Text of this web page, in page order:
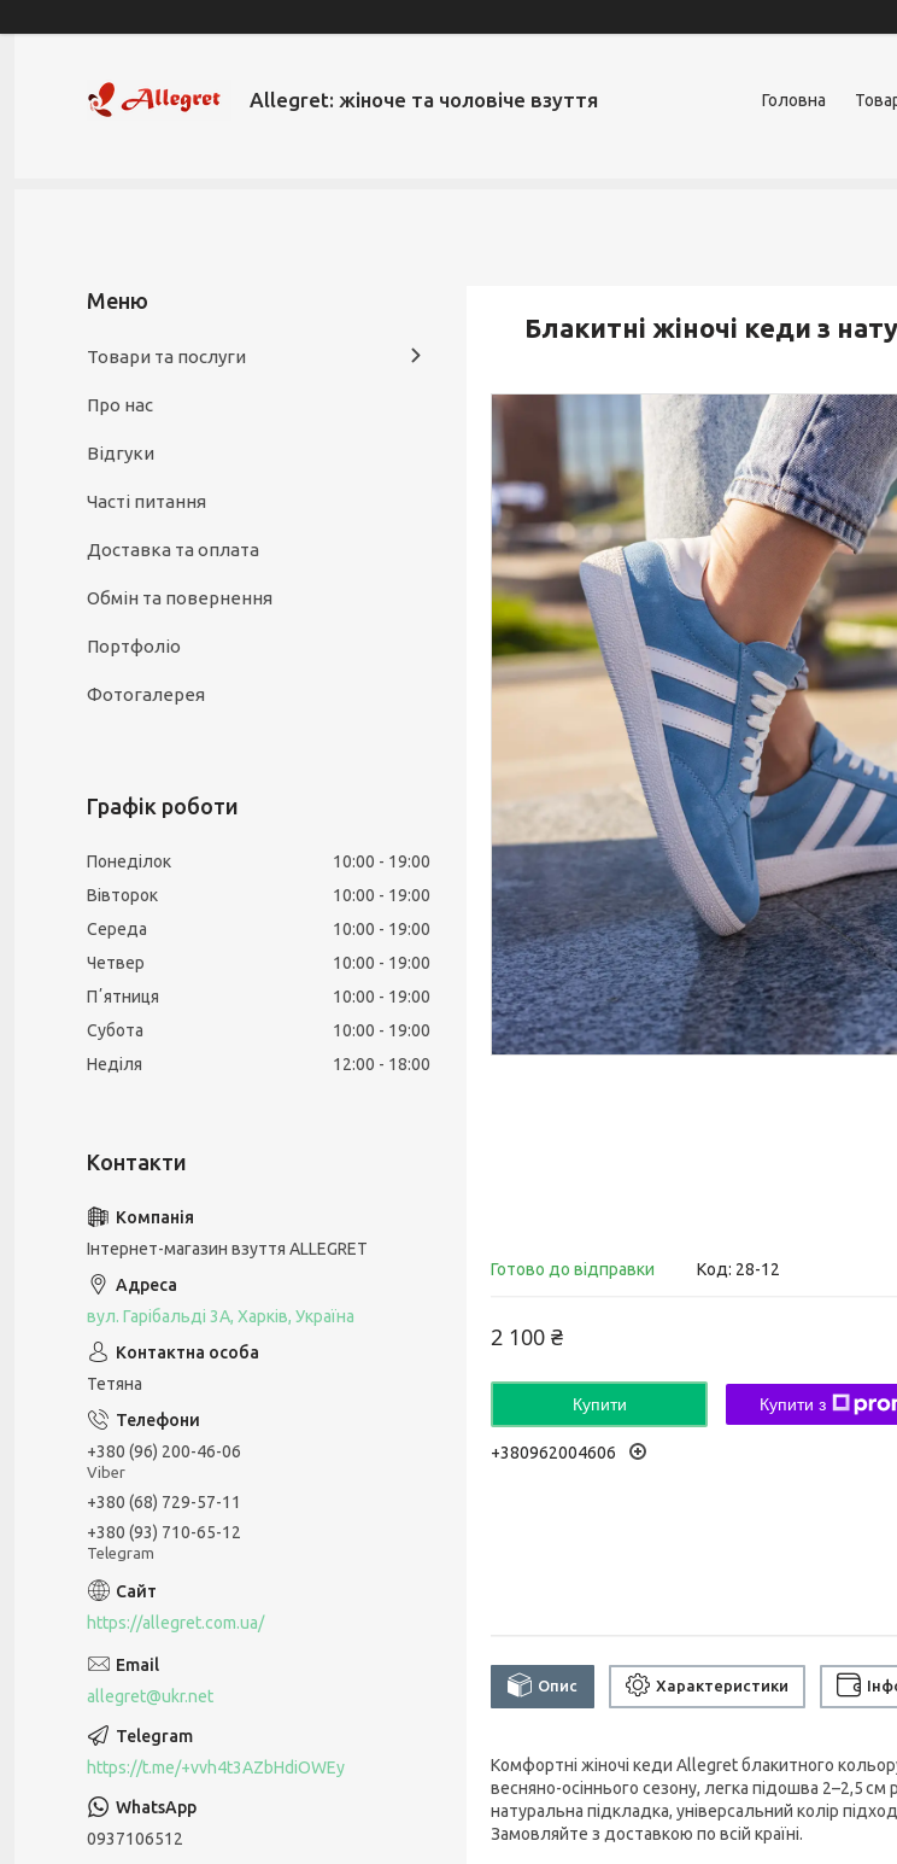
Allegret: жіноче та чоловіче взуття Головна
Блакитні жіночі кеди з
Готово до відправки Код: 28-12
2 100 ₴
Купити Купити з
+380962004606
Опис Характеристики
Комфортні жіночі кеди Allegret блакитного
весняно-осіннього сезону, легка підошва 2–2,5
натуральна підкладка, універсальний колір
Замовляйте з доставкою по всій країні.
Товари та послуги
Про нас
Відгуки
Часті питання
Доставка та оплата
Обмін та повернення
Портфоліо
Фотогалерея
Графік роботи
Понеділок 10:00
19:00
Вівторок
10:00
19:00
Середа
10:00
19:00
Четвер
10:00
19:00
Пʼятниця
10:00
19:00
Субота
10:00
19:00
Неділя
12:00 18:00
Інтернет-магазин взуття ALLEGRET
вул. Гарібальді 3А, Харків, Україна
Тетяна
+380 (96) 200-46-06
Viber
+380 (68) 729-57-11
+380 (93) 710-65-12
Telegram
https://allegret.com.ua/
allegret@ukr.net
https://t.me/+vvh4t3AZbHdiOWEy
0937106512